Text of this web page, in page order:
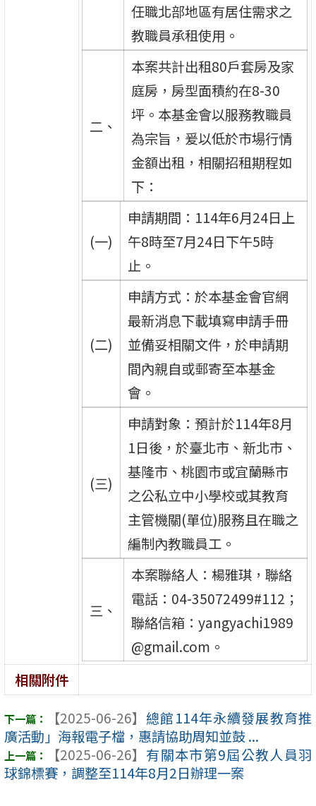
任職北部地區有居住需求之
教職員承租使用。
二、
本案共計出租80戶套房及家
庭房，房型面積約在8-30
坪。本基金會以服務教職員
為宗旨，爰以低於市場行情
金額出租，相關招租期程如
下：
(一)
申請期間：114年6月24日上
午8時至7月24日下午5時
止。
(二)
申請方式：於本基金會官網
最新消息下載填寫申請手冊
並備妥相關文件，於申請期
間內親自或郵寄至本基金
會。
(三)
申請對象：預計於114年8月
1日後，於臺北市、新北市、
基隆市、桃園市或宜蘭縣市
之公私立中小學校或其教育
主管機關(單位)服務且在職之
編制內教職員工。
三、
本案聯絡人：楊雅琪，聯絡
電話：04-35072499#112；
聯絡信箱：yangyachi1989
@gmail.com。
相關附件
【2025-06-26】 總館114年永續發展教育推
廣活動」海報電子檔，惠請協助周知並鼓 ...
【2025-06-26】 有關本市第9屆公教人員羽
球錦標賽，調整至114年8月2日辦理一案